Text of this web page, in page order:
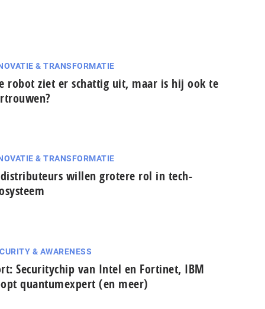
& TRANSFORMATIE
robot ziet er schattig uit, maar is hij ook te
& TRANSFORMATIE
willen grotere rol in tech-
& AWARENESS
Se­cu­ri­ty­chip van Intel en Fortinet, IBM
quantumexpert (en meer)